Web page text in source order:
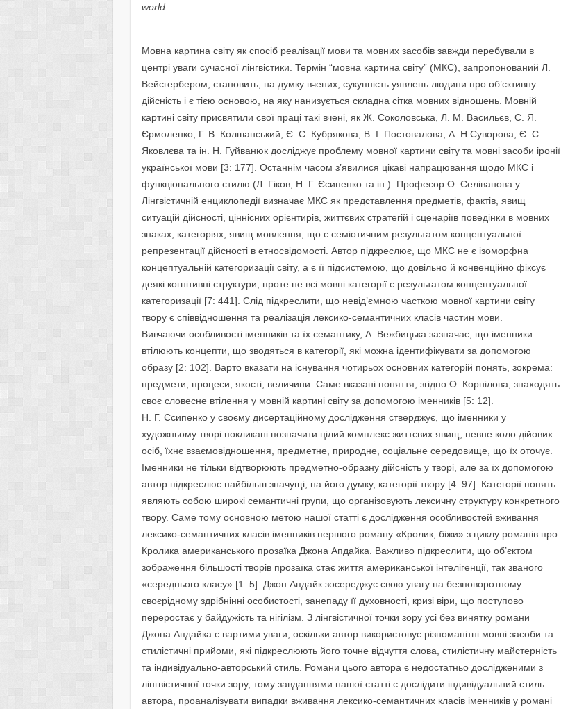
world.
Мовна картина світу як спосіб реалізації мови та мовних засобів завжди перебували в
центрі уваги сучасної лінгвістики. Термін “мовна картина світу” (МКС), запропонований Л.
Вейсгербером, становить, на думку вчених, сукупність уявлень людини про об’єктивну
дійсність і є тією основою, на яку нанизується складна сітка мовних відношень. Мовній
картині світу присвятили свої праці такі вчені, як Ж. Соколовська, Л. М. Васильєв, С. Я.
Єрмоленко, Г. В. Колшанський, Є. С. Кубрякова, В. І. Постовалова, А. Н Суворова, Є. С.
Яковлєва та ін. Н. Гуйванюк досліджує проблему мовної картини світу та мовні засоби іронії
української мови [3: 177]. Останнім часом з’явилися цікаві напрацювання щодо МКС і
функціонального стилю (Л. Гіков; Н. Г. Єсипенко та ін.). Професор О. Селіванова у
Лінгвістичній енциклопедії визначає МКС як представлення предметів, фактів, явищ
ситуацій дійсності, ціннісних орієнтирів, життєвих стратегій і сценаріїв поведінки в мовних
знаках, категоріях, явищ мовлення, що є семіотичним результатом концептуальної
репрезентації дійсності в етносвідомості. Автор підкреслює, що МКС не є ізоморфна
концептуальній категоризації світу, а є її підсистемою, що довільно й конвенційно фіксує
деякі когнітивні структури, проте не всі мовні категорії є результатом концептуальної
категоризації [7: 441]. Слід підкреслити, що невід’ємною часткою мовної картини світу
твору є співвідношення та реалізація лексико-семантичних класів частин мови.
Вивчаючи особливості іменників та їх семантику, А. Вежбицька зазначає, що іменники
втілюють концепти, що зводяться в категорії, які можна ідентифікувати за допомогою
образу [2: 102]. Варто вказати на існування чотирьох основних категорій понять, зокрема:
предмети, процеси, якості, величини. Саме вказані поняття, згідно О. Корнілова, знаходять
своє словесне втілення у мовній картині світу за допомогою іменників [5: 12].
Н. Г. Єсипенко у своєму дисертаційному дослідження стверджує, що іменники у
художньому творі покликані позначити цілий комплекс життєвих явищ, певне коло дійових
осіб, їхнє взаємовідношення, предметне, природне, соціальне середовище, що їх оточує.
Іменники не тільки відтворюють предметно-образну дійсність у творі, але за їх допомогою
автор підкреслює найбільш значущі, на його думку, категорії твору [4: 97]. Категорії понять
являють собою широкі семантичні групи, що організовують лексичну структуру конкретного
твору. Саме тому основною метою нашої статті є дослідження особливостей вживання
лексико-семантичних класів іменників першого роману «Кролик, біжи» з циклу романів про
Кролика американського прозаїка Джона Апдайка. Важливо підкреслити, що об’єктом
зображення більшості творів прозаїка стає життя американської інтелігенції, так званого
«середнього класу» [1: 5]. Джон Апдайк зосереджує свою увагу на безповоротному
своєрідному здрібнінні особистості, занепаду її духовності, кризі віри, що поступово
переростає у байдужість та нігілізм. З лінгвістичної точки зору усі без винятку романи
Джона Апдайка є вартими уваги, оскільки автор використовує різноманітні мовні засоби та
стилістичні прийоми, які підкреслюють його точне відчуття слова, стилістичну майстерність
та індивідуально-авторський стиль. Романи цього автора є недостатньо дослідженими з
лінгвістичної точки зору, тому завданнями нашої статті є дослідити індивідуальний стиль
автора, проаналізувати випадки вживання лексико-семантичних класів іменників у романі